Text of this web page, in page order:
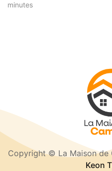
minutes
Copyright © La Maison de
Keon